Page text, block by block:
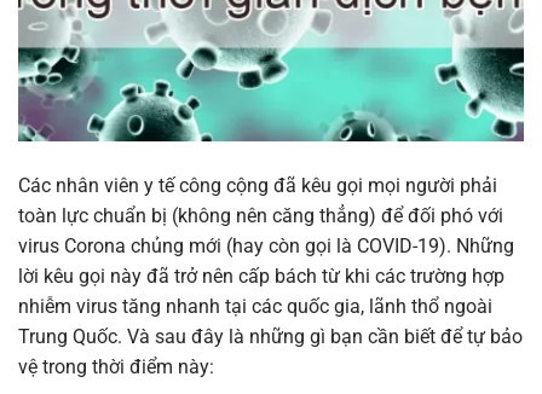
Các nhân viên y tế công cộng đã kêu gọi mọi người phải
toàn lực chuẩn bị (không nên căng thẳng) để đối phó với
virus Corona chủng mới (hay còn gọi là COVID-19). Những
lời kêu gọi này đã trở nên cấp bách từ khi các trường hợp
nhiễm virus tăng nhanh tại các quốc gia, lãnh thổ ngoài
Trung Quốc. Và sau đây là những gì bạn cần biết để tự bảo
vệ trong thời điểm này: